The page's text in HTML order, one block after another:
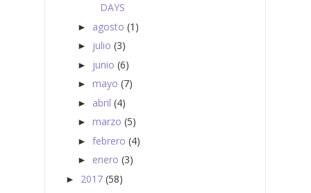
DAYS
► agosto (1)
► julio (3)
► junio (6)
► mayo (7)
► abril (4)
► marzo (5)
► febrero (4)
► enero (3)
► 2017 (58)